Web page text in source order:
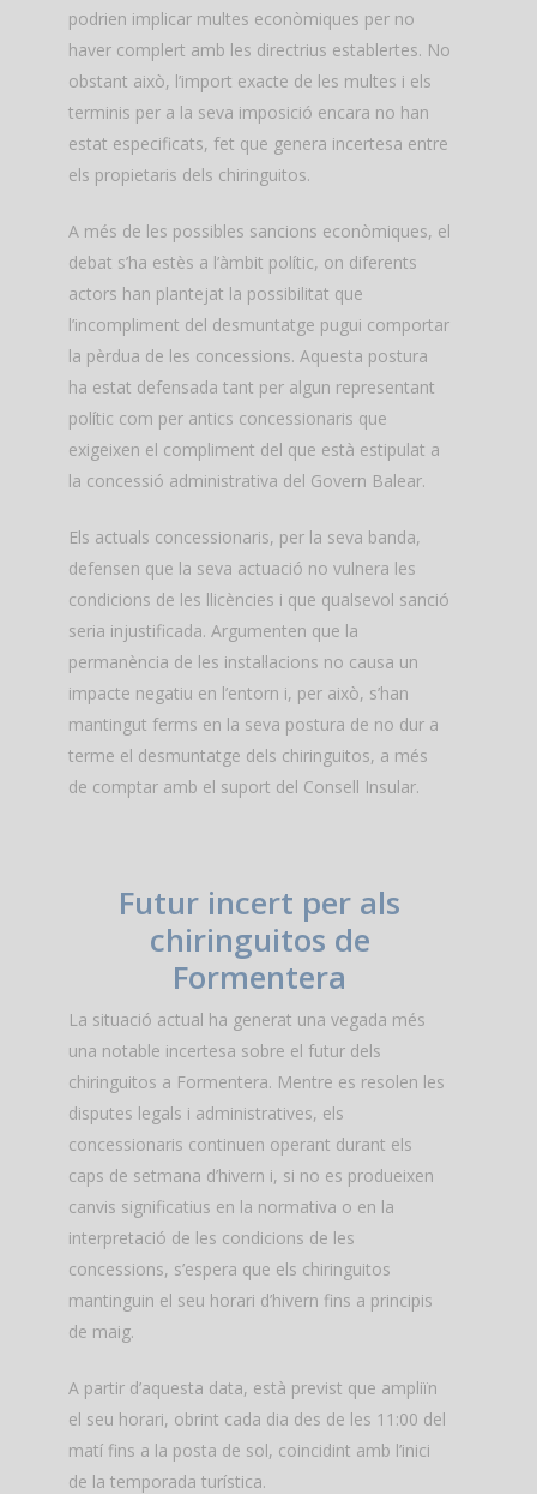
podrien implicar multes econòmiques per no
haver complert amb les directrius establertes. No
obstant això, l’import exacte de les multes i els
terminis per a la seva imposició encara no han
estat especificats, fet que genera incertesa entre
els propietaris dels chiringuitos.
A més de les possibles sancions econòmiques, el
debat s’ha estès a l’àmbit polític, on diferents
actors han plantejat la possibilitat que
l’incompliment del desmuntatge pugui comportar
la pèrdua de les concessions. Aquesta postura
ha estat defensada tant per algun representant
polític com per antics concessionaris que
exigeixen el compliment del que està estipulat a
la concessió administrativa del Govern Balear.
Els actuals concessionaris, per la seva banda,
defensen que la seva actuació no vulnera les
condicions de les llicències i que qualsevol sanció
seria injustificada. Argumenten que la
permanència de les instal·lacions no causa un
impacte negatiu en l’entorn i, per això, s’han
mantingut ferms en la seva postura de no dur a
terme el desmuntatge dels chiringuitos, a més
de comptar amb el suport del Consell Insular.
Futur incert per als
chiringuitos de
Formentera
La situació actual ha generat una vegada més
una notable incertesa sobre el futur dels
chiringuitos a Formentera. Mentre es resolen les
disputes legals i administratives, els
concessionaris continuen operant durant els
caps de setmana d’hivern i, si no es produeixen
canvis significatius en la normativa o en la
interpretació de les condicions de les
concessions, s’espera que els chiringuitos
mantinguin el seu horari d’hivern fins a principis
de maig.
A partir d’aquesta data, està previst que ampliïn
el seu horari, obrint cada dia des de les 11:00 del
matí fins a la posta de sol, coincidint amb l’inici
de la temporada turística.